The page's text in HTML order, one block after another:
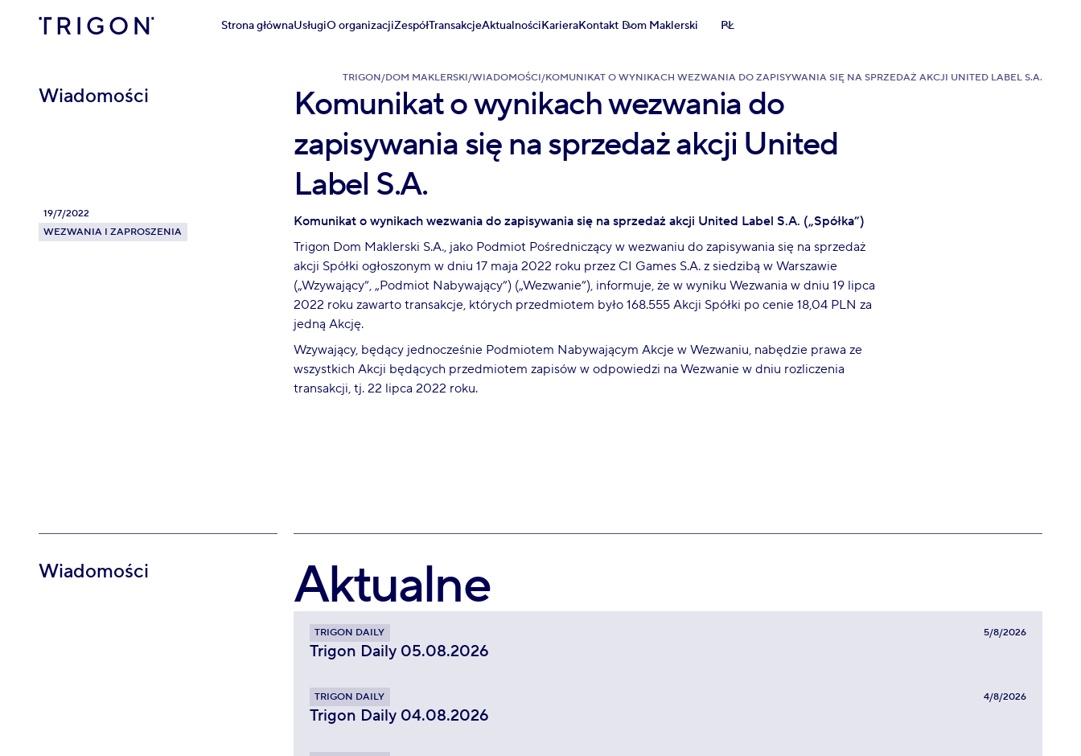
Strona głównaUsługiO organizacjiZespółTransakcjeAktualnościKarieraKontakt Dom Maklerski PL
TRIGON/DOM MAKLERSKI/WIADOMOŚCI/KOMUNIKAT O WYNIKACH WEZWANIA DO ZAPISYWANIA SIĘ NA SPRZEDAŻ AKCJI UNITED LABEL S.A.
Wiadomości
Komunikat o wynikach wezwania do
zapisywania się na sprzedaż akcji United
Label S.A.
19/7/2022
WEZWANIA I ZAPROSZENIA
Komunikat o wynikach wezwania do zapisywania się na sprzedaż akcji United Label S.A. („Spółka”)
Trigon Dom Maklerski S.A., jako Podmiot Pośredniczący w wezwaniu do zapisywania się na sprzedaż
akcji Spółki ogłoszonym w dniu 17 maja 2022 roku przez CI Games S.A. z siedzibą w Warszawie
(„Wzywający”, „Podmiot Nabywający”) („Wezwanie”), informuje, że w wyniku Wezwania w dniu 19 lipca
2022 roku zawarto transakcje, których przedmiotem było 168.555 Akcji Spółki po cenie 18,04 PLN za
jedną Akcję.
Wzywający, będący jednocześnie Podmiotem Nabywającym Akcje w Wezwaniu, nabędzie prawa ze
wszystkich Akcji będących przedmiotem zapisów w odpowiedzi na Wezwanie w dniu rozliczenia
transakcji, tj. 22 lipca 2022 roku.
Wiadomości Aktualne
TRIGON DAILY 5/8/2026
Trigon Daily 05.08.2026
TRIGON DAILY 4/8/2026
Trigon Daily 04.08.2026